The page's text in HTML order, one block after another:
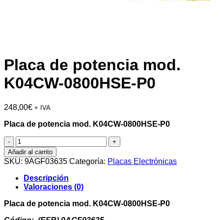
Placa de potencia mod.
K04CW-0800HSE-P0
248,00€ + IVA
Placa de potencia mod. K04CW-0800HSE-P0
Placa
de
potencia
mod.
K04CW-
0800HSE-
P0
cantidad
Añadir al carrito
SKU: 9AGF03635 Categoría: Placas Electrónicas
Descripción
Valoraciones (0)
Placa de potencia mod. K04CW-0800HSE-P0